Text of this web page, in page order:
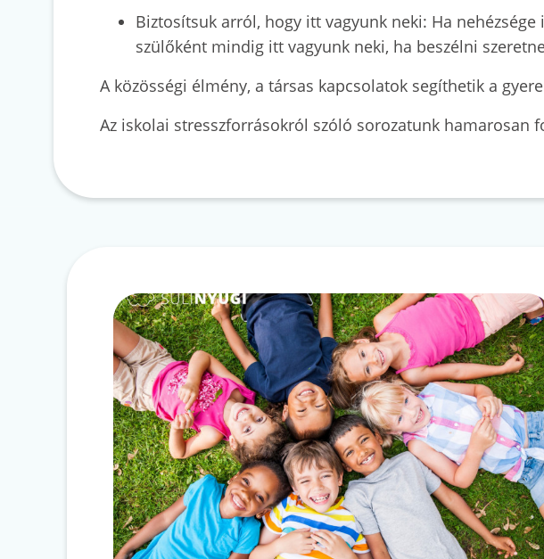
Biztosítsuk arról, hogy itt vagyunk neki: Ha
szülőként mindig itt vagyunk neki, ha beszélni
A közösségi élmény, a társas kapcsolatok segíthetik a
Az iskolai stresszforrásokról szóló sorozatunk hamarosan